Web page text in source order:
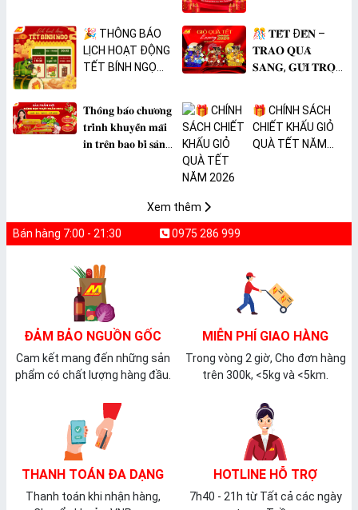
🎉 THÔNG BÁO
LỊCH HOẠT ĐỘNG
TẾT BÍNH NGỌ
🎊 𝐓𝐄̂́𝐓 Đ𝐄̂́𝐍 –
𝐓𝐑𝐀𝐎 𝐐𝐔𝐀̀
𝐒𝐀𝐍𝐆, 𝐆𝐔̛̉𝐈 𝐓𝐑𝐎̣𝐍
𝐓𝐡𝐨̂𝐧𝐠 𝐛𝐚́𝐨 𝐜𝐡𝐮̛𝐨̛𝐧𝐠
𝐭𝐫𝐢̀𝐧𝐡 𝐤𝐡𝐮𝐲𝐞̂́𝐧 𝐦𝐚̃𝐢
𝐢𝐧 𝐭𝐫𝐞̂𝐧 𝐛𝐚𝐨 𝐛𝐢̀ 𝐬𝐚̉𝐧
🎁 CHÍNH SÁCH
CHIẾT KHẤU GIỎ
QUÀ TẾT NĂM
Xem thêm
Bán hàng 7:00 - 21:30 0975 286 999
ĐẢM BẢO NGUỒN GỐC
Cam kết mang đến những sản
phẩm có chất lượng hàng đầu.
MIỄN PHÍ GIAO HÀNG
Trong vòng 2 giờ, Cho đơn hàng
trên 300k, <5kg và <5km.
THANH TOÁN ĐA DẠNG
Thanh toán khi nhận hàng,
HOTLINE HỖ TRỢ
7h40 - 21h từ Tất cả các ngày